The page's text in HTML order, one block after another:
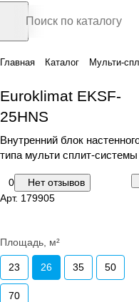
Главная Каталог Мульти-
Euroklimat EKSF-
25HNS
Внутренний блок
типа мульти сплит-системы
0
Нет отзывов
Арт. 179905
Площадь, м²
23 26 35 50
70